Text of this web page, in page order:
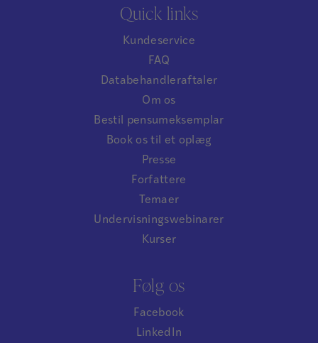
Quick links
Kundeservice
FAQ
Databehandleraftaler
Om os
Bestil pensumeksemplar
Book os til et oplæg
Presse
Forfattere
Temaer
Undervisningswebinarer
Kurser
Følg os
Facebook
LinkedIn